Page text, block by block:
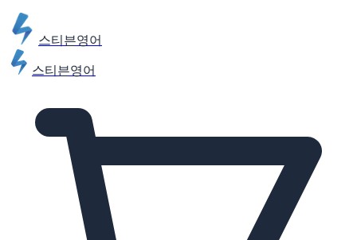
스티븐영어
스티븐영어